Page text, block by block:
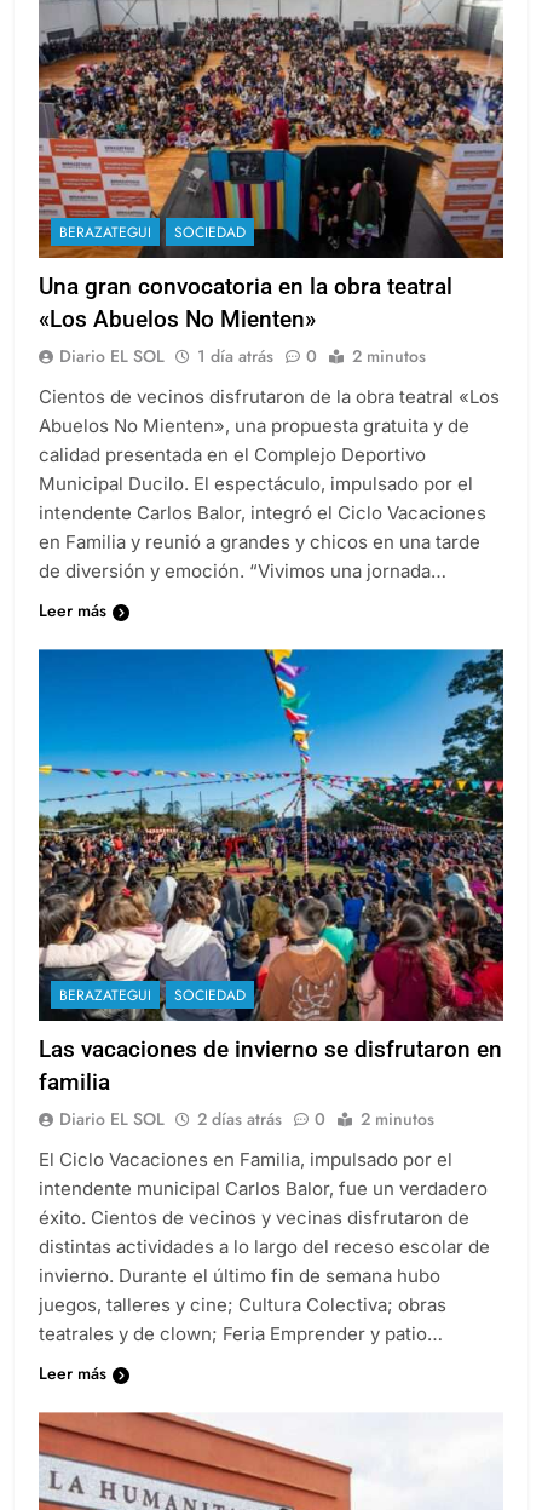
BERAZATEGUI SOCIEDAD
Una gran convocatoria en la obra teatral
«Los Abuelos No Mienten»
Diario EL SOL 1 día atrás 0 2 minutos
Cientos de vecinos disfrutaron de la obra teatral «Los
Abuelos No Mienten», una propuesta gratuita y de
calidad presentada en el Complejo Deportivo
Municipal Ducilo. El espectáculo, impulsado por el
intendente Carlos Balor, integró el Ciclo Vacaciones
en Familia y reunió a grandes y chicos en una tarde
de diversión y emoción. “Vivimos una jornada…
Leer más
BERAZATEGUI SOCIEDAD
Las vacaciones de invierno se disfrutaron en
familia
Diario EL SOL 2 días atrás 0 2 minutos
El Ciclo Vacaciones en Familia, impulsado por el
intendente municipal Carlos Balor, fue un verdadero
éxito. Cientos de vecinos y vecinas disfrutaron de
distintas actividades a lo largo del receso escolar de
invierno. Durante el último fin de semana hubo
juegos, talleres y cine; Cultura Colectiva; obras
teatrales y de clown; Feria Emprender y patio…
Leer más